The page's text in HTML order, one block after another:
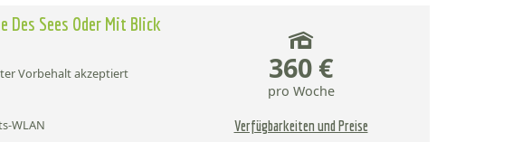
Des Sees Oder Mit Blick
Vorbehalt akzeptiert
WLAN
360 €
pro Woche
Verfügbarkeiten und Preise